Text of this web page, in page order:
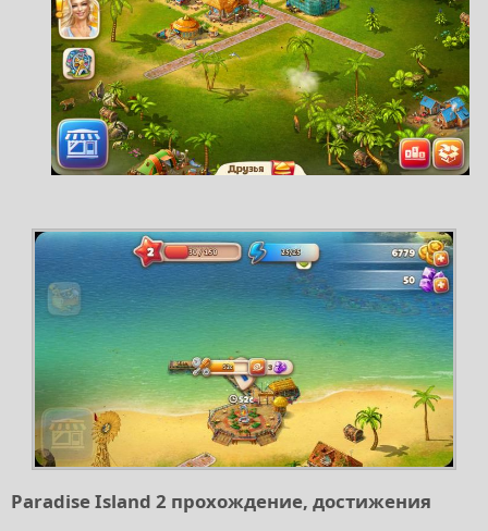
Paradise Island 2 прохождение, достижения